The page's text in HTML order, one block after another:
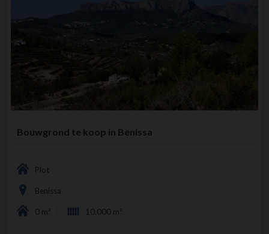
Bouwgrond te koop in Benissa
Plot
Benissa
0 m² 10.000 m²